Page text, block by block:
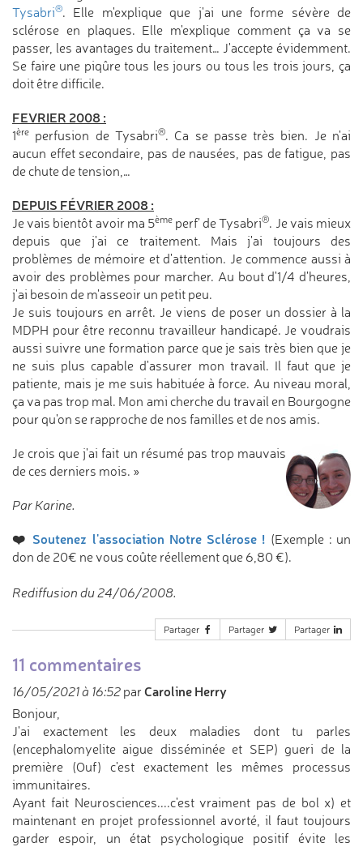
Tysabri®. Elle m'explique que j'ai une forme sévère de
sclérose en plaques. Elle m'explique comment ça va se
passer, les avantages du traitement… J'accepte évidemment.
Se faire une piqûre tous les jours ou tous les trois jours, ça
doit être difficile.
FEVRIER 2008 :
1ère perfusion de Tysabri®. Ca se passe très bien. Je n'ai
aucun effet secondaire, pas de nausées, pas de fatigue, pas
de chute de tension,…
DEPUIS FÉVRIER 2008 :
Je vais bientôt avoir ma 5èmeperf' de Tysabri®. Je vais mieux
depuis que j'ai ce traitement. Mais j'ai toujours des
problèmes de mémoire et d'attention. Je commence aussi à
avoir des problèmes pour marcher. Au bout d'1/4 d'heures,
j'ai besoin de m'asseoir un petit peu.
Je suis toujours en arrêt. Je viens de poser un dossier à la
MDPH pour être reconnu travailleur handicapé. Je voudrais
aussi suivre une formation parce que je sais très bien que je
ne suis plus capable d'assurer mon travail. Il faut que je
patiente, mais je me suis habituée à force. Au niveau moral,
ça va pas trop mal. Mon ami cherche du travail en Bourgogne
pour qu'on se rapproche de nos familles et de nos amis.
Je crois que j'ai fait un résumé pas trop mauvais
de ces derniers mois. »
Par Karine.
❤️ Soutenez l'association Notre Sclérose ! (Exemple : un
don de 20€ ne vous coûte réellement que 6,80 €).
Rediffusion du 24/06/2008.
Partager Partager Partager
11 commentaires
16/05/2021 à 16:52 par Caroline Herry
Bonjour,
J'ai exactement les deux maladies dont tu parles
(encephalomyelite aigue disséminée et SEP) gueri de la
première (Ouf) c'est exactement les mêmes processus
immunitaires.
Ayant fait Neurosciences....c'est vraiment pas de bol x) et
maintenant en projet professionnel avorté, il faut toujours
garder espoir, un état psychologique positif évite les